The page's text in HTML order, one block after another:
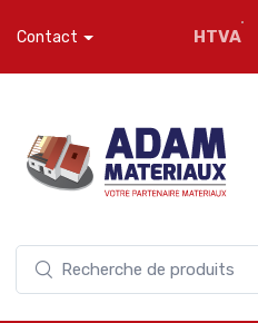
Contact HTVA